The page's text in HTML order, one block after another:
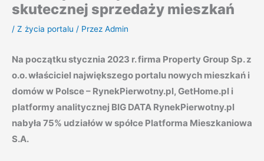
skutecznej sprzedaży mieszkań
/ Z życia portalu / Przez Admin
Na początku stycznia 2023 r. firma Property Group Sp. z
o.o. właściciel największego portalu nowych mieszkań i
domów w Polsce – RynekPierwotny.pl, GetHome.pl i
platformy analitycznej BIG DATA RynekPierwotny.pl
nabyła 75% udziałów w spółce Platforma Mieszkaniowa
S.A.